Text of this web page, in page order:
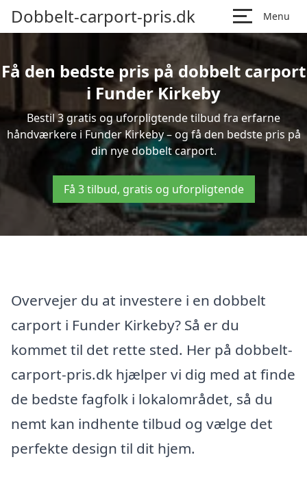
Dobbelt-carport-pris.dk Menu
Få den bedste pris på dobbelt carport
i Funder Kirkeby
Bestil 3 gratis og uforpligtende tilbud fra erfarne
håndværkere i Funder Kirkeby – og få den bedste pris på
din nye dobbelt carport.
Få 3 tilbud, gratis og uforpligtende
Overvejer du at investere i en dobbelt
carport i Funder Kirkeby? Så er du
kommet til det rette sted. Her på dobbelt-
carport-pris.dk hjælper vi dig med at finde
de bedste fagfolk i lokalområdet, så du
nemt kan indhente tilbud og vælge det
perfekte design til dit hjem.